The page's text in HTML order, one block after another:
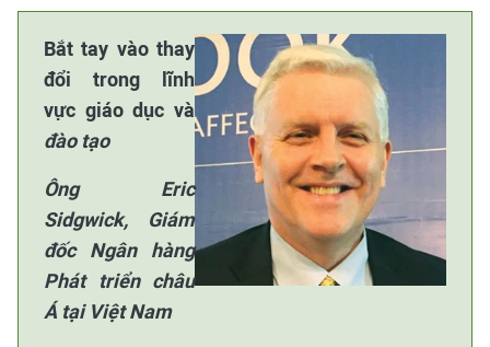
Bắt tay vào thay
đổi trong lĩnh
vực giáo dục và
đào tạo
Ông Eric
Sidgwick, Giám
đốc Ngân hàng
Phát triển châu
Á tại Việt Nam